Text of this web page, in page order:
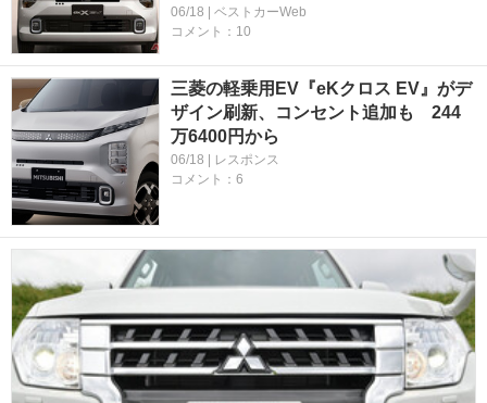
06/18 | ベストカーWeb
コメント：10
三菱の軽乗用EV『eKクロス EV』がデ
ザイン刷新、コンセント追加も 244
万6400円から
06/18 | レスポンス
コメント：6